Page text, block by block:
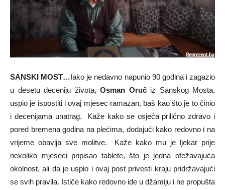
SANSKI MOST…Iako je nedavno napunio 90 godina i zagazio
u desetu deceniju života, Osman Oručiz Sanskog Mosta,
uspio je ispostiti i ovaj mjesec ramazan, baš kao što je to činio
i decenijama unatrag. Kaže kako se osjeća prilično zdravo i
pored bremena godina na plećima, dodajući kako redovno i na
vrijeme obavlja sve molitve. Kaže kako mu je ljekar prije
nekoliko mjeseci pripisao tablete, što je jedna otežavajuća
okolnost, ali da je uspio i ovaj post privesti kraju pridržavajući
se svih pravila. Ističe kako redovno ide u džamiju i ne propušta